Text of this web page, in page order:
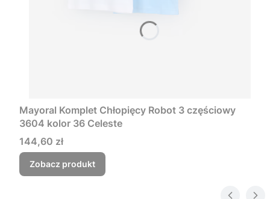
Mayoral Komplet Chłopięcy Robot 3 częściowy
3604 kolor 36 Celeste
Cena
144,60 zł
Zobacz produkt